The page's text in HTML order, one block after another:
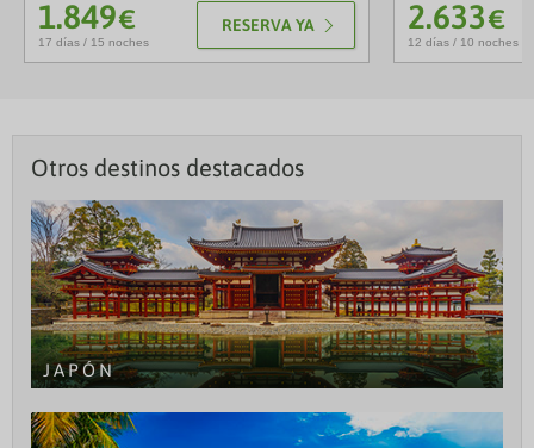
1.849€
17 días / 15 noches
RESERVA YA 2.633€
12 días / 10 noches
Otros destinos destacados
JAPÓN